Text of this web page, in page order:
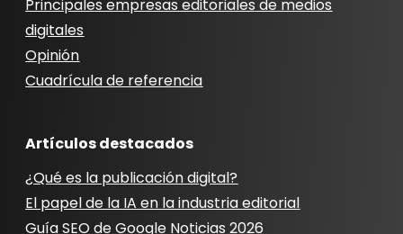
Principales empresas editoriales de medios
digitales
Opinión
Cuadrícula de referencia
Artículos destacados
¿Qué es la publicación digital?
El papel de la IA en la industria editorial
Guía SEO de Google Noticias 2026